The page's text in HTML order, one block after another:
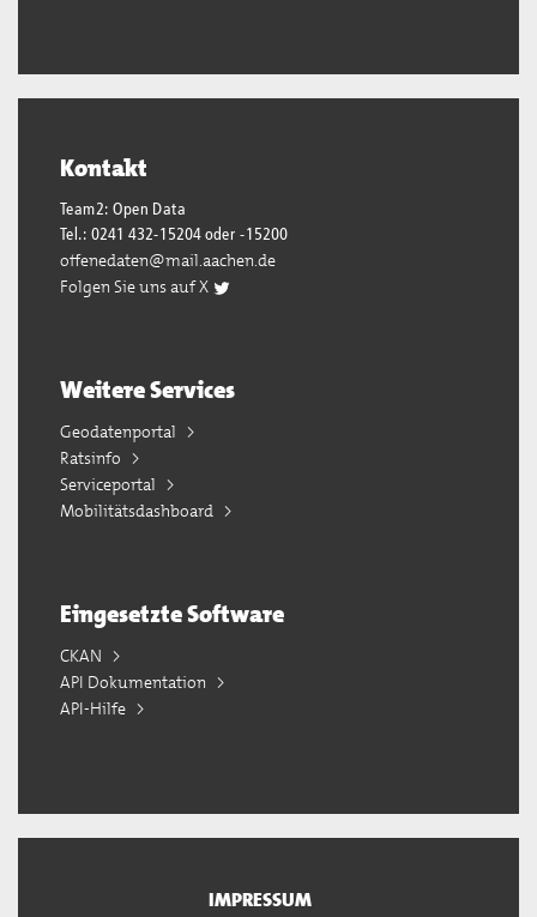
Kontakt
Team2: Open Data
Tel.: 0241 432-15204 oder -15200
offenedaten@mail.aachen.de
Folgen Sie uns auf X
Weitere Services
Geodatenportal
Ratsinfo
Serviceportal
Mobilitätsdashboard
Eingesetzte Software
CKAN
API Dokumentation
API-Hilfe
IMPRESSUM